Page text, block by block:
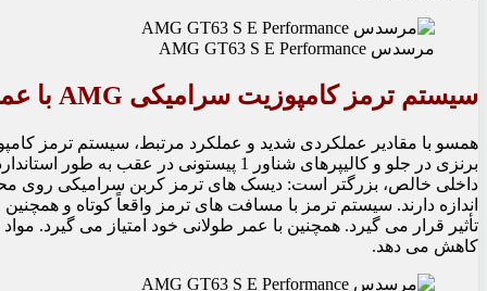
مرسدس AMG GT63 S E Performance
سیستم ترمز کامپوزیت سرامیکی AMG با عملکرد بالا، آسان برای کنترل و پایدار
اندازه دارند. سیستم ترمز با مسافت های ترمز واقعاً کوتاه و
تأثیر قرار می گیرد. همچنین با عمر طولانی خود امتیاز می گیرد.
کاهش می دهد.